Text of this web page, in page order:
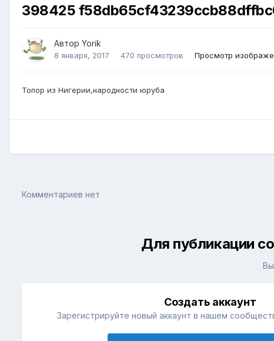
398425
Автор Yorik
8 января, 2017 470 просмотров Просмотр
Топор из Нигерии,народности юруба
Комментариев нет
Для публикации
Создать аккаунт
Зарегистрируйте новый аккаунт в нашем